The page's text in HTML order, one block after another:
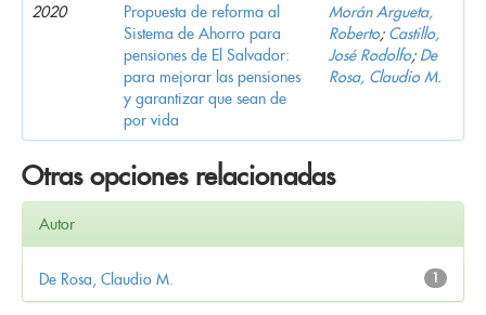
2020
Propuesta de reforma al
Sistema de Ahorro para
pensiones de El Salvador:
para mejorar las pensiones
y garantizar que sean de
por vida
Morán Argueta,
Roberto; Castillo,
José Rodolfo; De
Rosa, Claudio M.
Otras opciones relacionadas
Autor
1
De Rosa, Claudio M.